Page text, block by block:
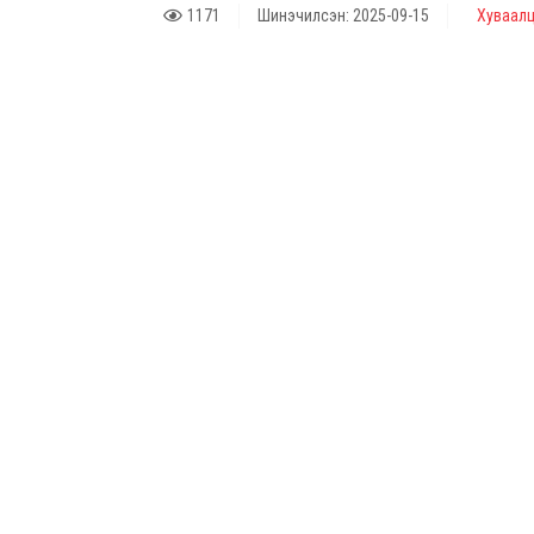
1171 Шинэчилсэн: 2025-09-15